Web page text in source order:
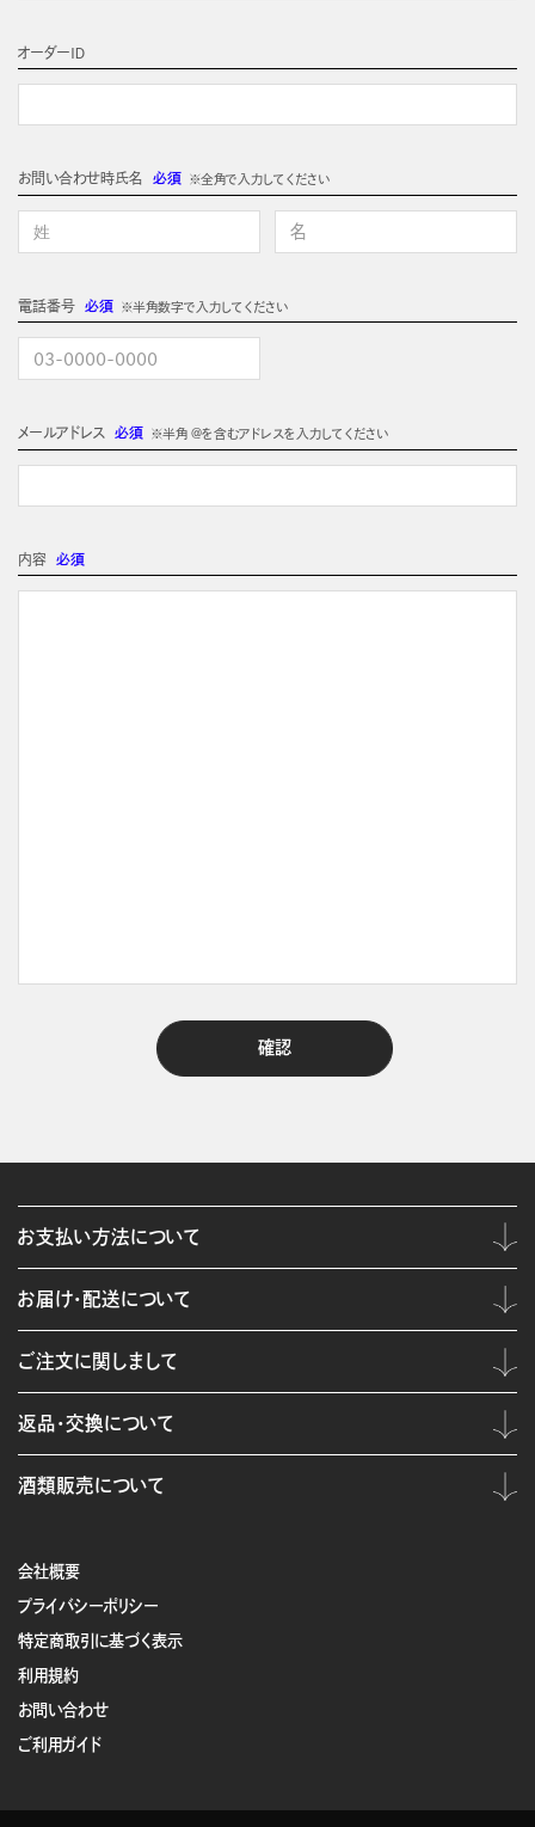
オーダーＩＤ
お問い合わせ時氏名 必須 ※全角で入力してください
電話番号必須 ※半角数字で入力してください
メールアドレス 必須 ※半角 @を含むアドレスを入力してください
内容 必須
会社概要
プライバシーポリシー
特定商取引に基づく表示
利用規約
お問い合わせ
ご利用ガイド
お支払い方法について
お届け・配送について
ご注文に関しまして
返品・交換について
酒類販売について